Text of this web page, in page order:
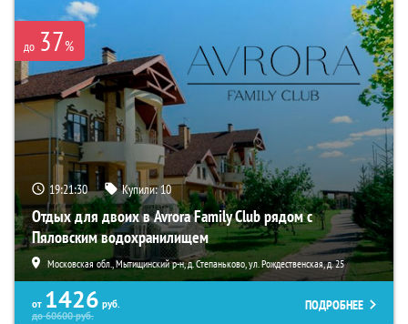
до 37%
19:21:28 Купили:10
Отдых для двоих в Avrora Family Club рядом с
Пяловским водохранилищем
Московская обл., Мытищинский р-н, д. Степаньково, ул. Рождественская, д. 25
от 1426 руб.
до60600руб.
ПОДРОБНЕЕ